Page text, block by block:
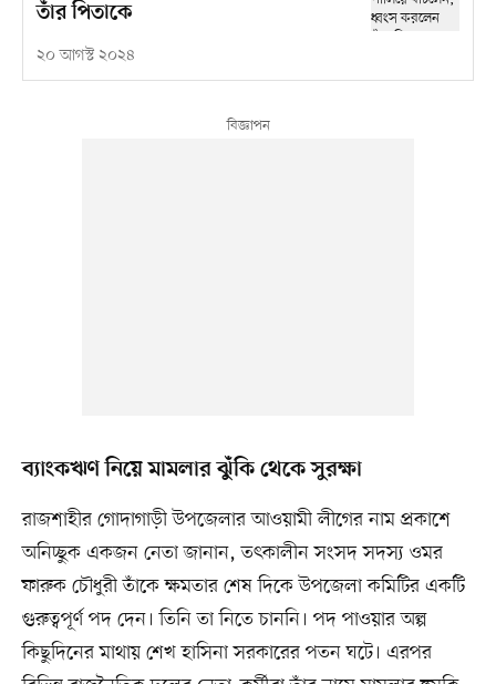
তাঁর পিতাকে
২০ আগস্ট ২০২৪
ব্যাংকঋণ ‍নিয়ে মামলার ঝুঁকি থেকে সুরক্ষা
রাজশাহীর গোদাগাড়ী উপজেলার আওয়ামী লীগের নাম প্রকাশে
অনিচ্ছুক একজন নেতা জানান, তৎকালীন সংসদ সদস্য ওমর
ফারুক চৌধুরী তাঁকে ক্ষমতার শেষ দিকে উপজেলা কমিটির একটি
গুরুত্বপূর্ণ পদ দেন। তিনি তা নিতে চাননি। পদ পাওয়ার অল্প
কিছুদিনের মাথায় শেখ হাসিনা সরকারের পতন ঘটে। এরপর